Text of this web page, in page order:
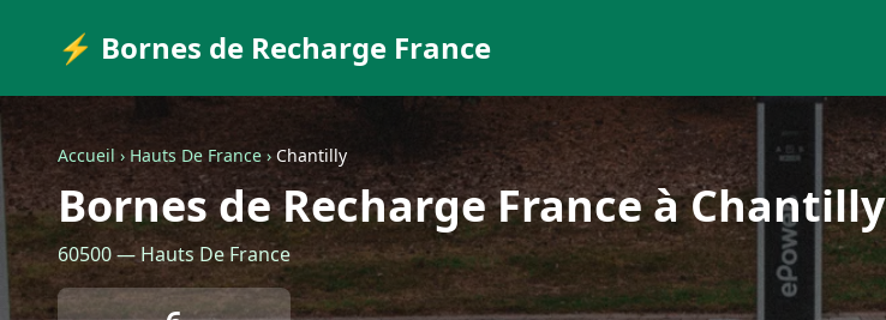
⚡ Bornes de Recharge France
Accueil › Hauts De France › Chantilly
Bornes de Recharge France à Chantilly
60500 — Hauts De France